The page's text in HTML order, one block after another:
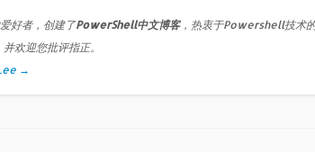
好者，创建了PowerShell中文博客，热衷于Powershell技术
欢迎您批评指正。
→